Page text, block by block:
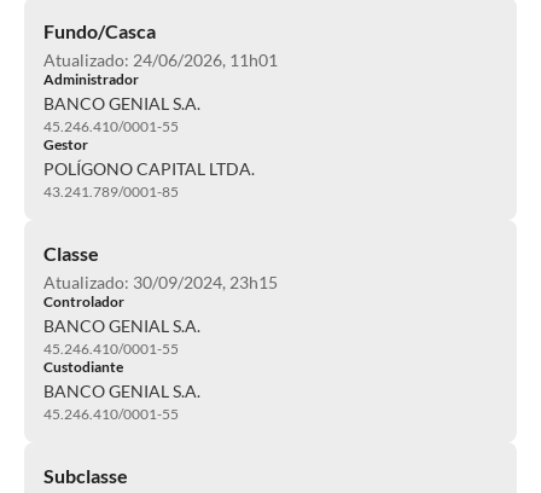
Fundo/Casca
Atualizado: 24/06/2026, 11h01
Administrador
BANCO GENIAL S.A.
45.246.410/0001-55
Gestor
POLÍGONO CAPITAL LTDA.
43.241.789/0001-85
Classe
Atualizado: 30/09/2024, 23h15
Controlador
BANCO GENIAL S.A.
45.246.410/0001-55
Custodiante
BANCO GENIAL S.A.
45.246.410/0001-55
Subclasse